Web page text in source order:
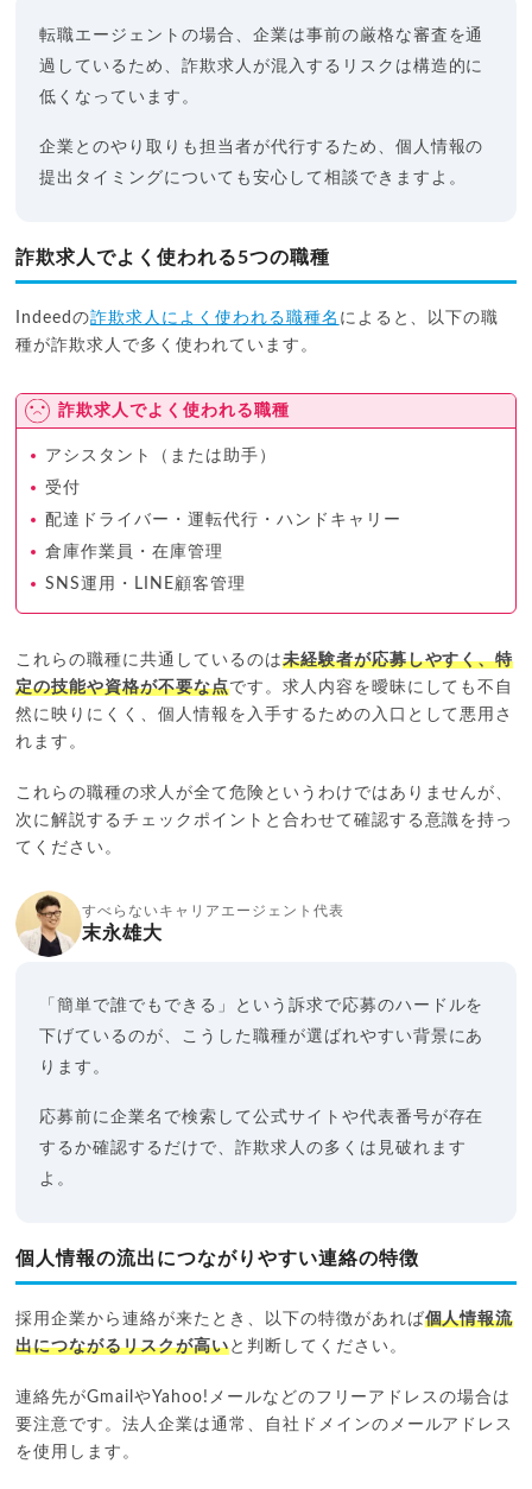
転職エージェントの場合、企業は事前の厳格な審査を通
過しているため、詐欺求人が混入するリスクは構造的に
低くなっています。
企業とのやり取りも担当者が代行するため、個人情報の
提出タイミングについても安心して相談できますよ。
詐欺求人でよく使われる5つの職種
Indeedの詐欺求人によく使われる職種名 によると、以下の職
種が詐欺求人で多く使われています。
詐欺求人でよく使われる職種
アシスタント（または助手）
受付
配達ドライバー・運転代行・ハンドキャリー
倉庫作業員・在庫管理
SNS運用・LINE顧客管理
これらの職種に共通しているのは未経験者が応募しやすく、特
定の技能や資格が不要な点です。求人内容を曖昧にしても不自
然に映りにくく、個人情報を入手するための入口として悪用さ
れます。
これらの職種の求人が全て危険というわけではありませんが、
次に解説するチェックポイントと合わせて確認する意識を持っ
てください。
すべらないキャリアエージェント代表
末永雄大
「簡単で誰でもできる」という訴求で応募のハードルを
下げているのが、こうした職種が選ばれやすい背景にあ
ります。
応募前に企業名で検索して公式サイトや代表番号が存在
するか確認するだけで、詐欺求人の多くは見破れます
よ。
個人情報の流出につながりやすい連絡の特徴
採用企業から連絡が来たとき、以下の特徴があれば個人情報流
出につながるリスクが高いと判断してください。
連絡先がGmailやYahoo!メールなどのフリーアドレスの場合は
要注意です。法人企業は通常、自社ドメインのメールアドレス
を使用します。